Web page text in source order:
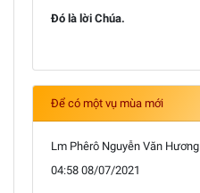
Đó là lời Chúa.
Để có một vụ mùa mới
Lm Phêrô Nguyễn Văn Hương
04:58 08/07/2021